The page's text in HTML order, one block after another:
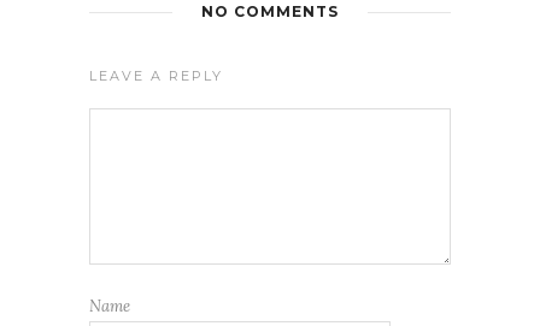
NO COMMENTS
LEAVE A REPLY
Name